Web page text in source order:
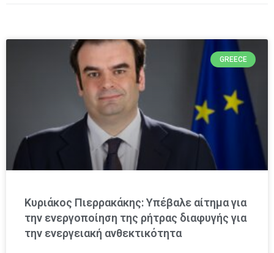
GREECE
Κυριάκος Πιερρακάκης: Υπέβαλε αίτημα για
την ενεργοποίηση της ρήτρας διαφυγής για
την ενεργειακή ανθεκτικότητα